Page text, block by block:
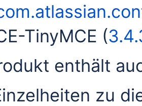
TinyMCE (
enthält
zu